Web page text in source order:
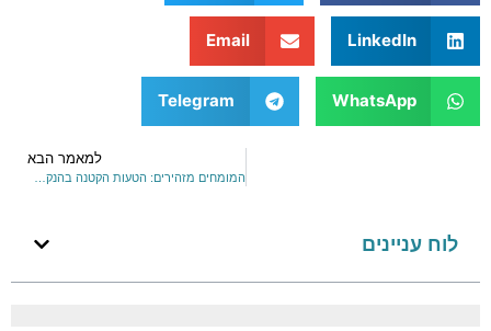
LinkedIn
Email
WhatsApp
Telegram
למאמר הבא
לוח עניינים